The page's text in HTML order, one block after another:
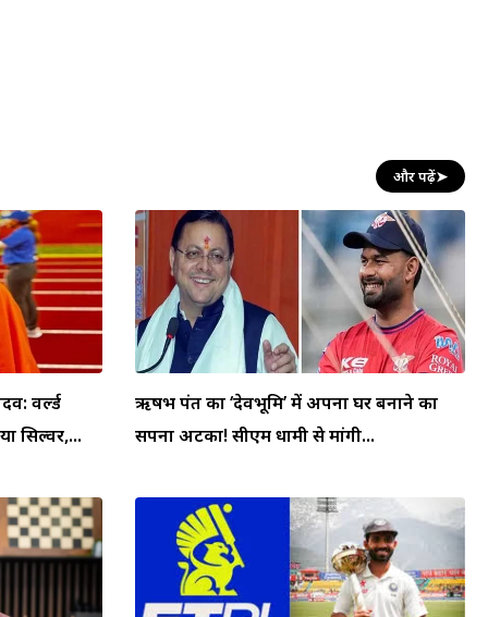
और पढ़ें➤
वर्ल्ड
सिल्वर,...
ऋषभ पंत का ‘देवभूमि’ में अपना घर बनाने का
सपना अटका! सीएम धामी से मांगी...